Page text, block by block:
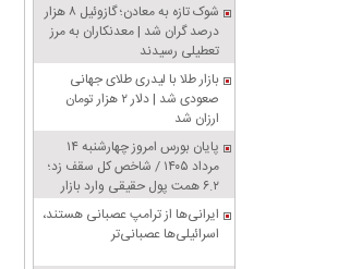
شوک تازه به معادن؛ گازوئیل ۸ هزار
درصد گران شد | معدنکاران به مرز
تعطیلی رسیدند
بازار طلا با لیدری طلای جهانی
صعودی شد | دلار ۲ هزار تومان
ارزان شد
پایان بورس امروز چهارشنبه ۱۴
مرداد ۱۴۰۵ / شاخص کل سقف زد؛
۶.۲ همت پول حقیقی وارد بازار
ایرانی‌ها از ترامپ عصبانی هستند،
اسرائیلی‌ها عصبانی‌تر